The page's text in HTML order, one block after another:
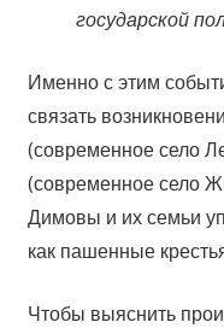
государской
Именно с этим
связать
(современное село
(современное село
Димовы и их семьи
как пашенные
Чтобы выяснить